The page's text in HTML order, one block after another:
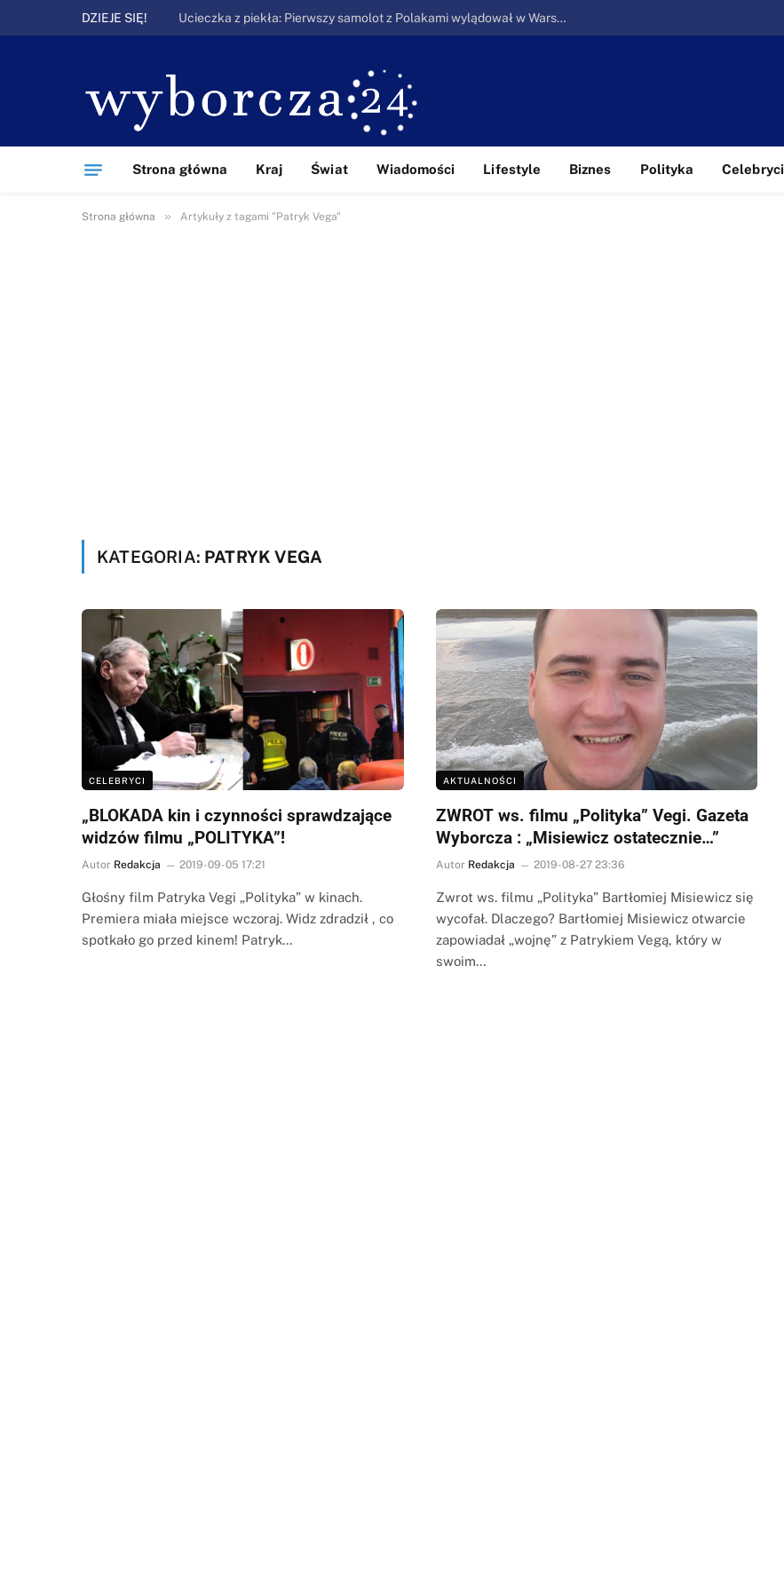
DZIEJE SIĘ! Ucieczka z piekła: Pierwszy samolot z Polakami wylądował w Warszawie
Strona główna Kraj Świat Wiadomości Lifestyle Biznes Polityka Celebryci
Strona główna » Artykuły z tagami "Patryk Vega"
KATEGORIA: PATRYK VEGA
CELEBRYCI
„BLOKADA kin i czynności sprawdzające
widzów filmu „POLITYKA”!
Autor Redakcja 2019-09-05 17:21
Głośny film Patryka Vegi „Polityka” w kinach.
Premiera miała miejsce wczoraj. Widz zdradził , co
spotkało go przed kinem! Patryk…
AKTUALNOŚCI
ZWROT ws. filmu „Polityka” Vegi. Gazeta
Wyborcza : „Misiewicz ostatecznie…”
Autor Redakcja 2019-08-27 23:36
Zwrot ws. filmu „Polityka” Bartłomiej Misiewicz się
wycofał. Dlaczego? Bartłomiej Misiewicz otwarcie
zapowiadał „wojnę” z Patrykiem Vegą, który w
swoim…